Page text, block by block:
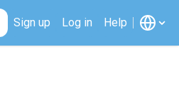
Sign up Log in Help